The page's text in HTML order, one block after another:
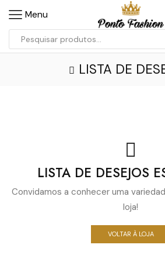
Menu
LISTA DE
LISTA DE DESEJOS
Convidamos a conhecer uma
loja!
VOLTAR À LOJA